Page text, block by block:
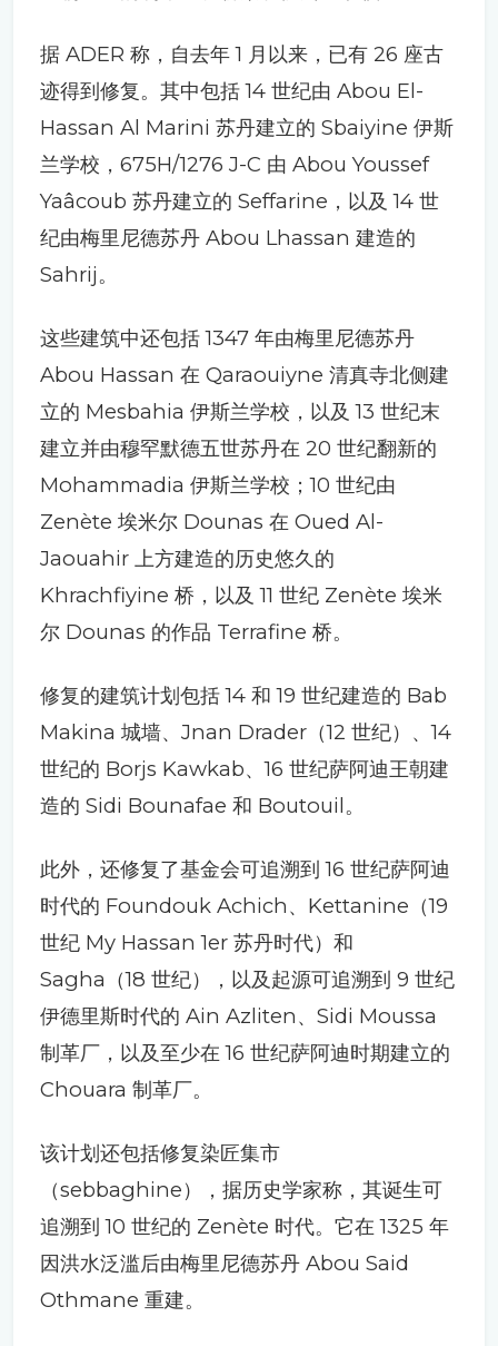
据 ADER 称，自去年 1 月以来，已有 26 座古
迹得到修复。其中包括 14 世纪由 Abou El-
Hassan Al Marini 苏丹建立的 Sbaiyine 伊斯
兰学校，675H/1276 J-C 由 Abou Youssef
Yaâcoub 苏丹建立的 Seffarine，以及 14 世
纪由梅里尼德苏丹 Abou Lhassan 建造的
Sahrij。
这些建筑中还包括 1347 年由梅里尼德苏丹
Abou Hassan 在 Qaraouiyne 清真寺北侧建
立的 Mesbahia 伊斯兰学校，以及 13 世纪末
建立并由穆罕默德五世苏丹在 20 世纪翻新的
Mohammadia 伊斯兰学校；10 世纪由
Zenète 埃米尔 Dounas 在 Oued Al-
Jaouahir 上方建造的历史悠久的
Khrachfiyine 桥，以及 11 世纪 Zenète 埃米
尔 Dounas 的作品 Terrafine 桥。
修复的建筑计划包括 14 和 19 世纪建造的 Bab
Makina 城墙、Jnan Drader（12 世纪）、14
世纪的 Borjs Kawkab、16 世纪萨阿迪王朝建
造的 Sidi Bounafae 和 Boutouil。
此外，还修复了基金会可追溯到 16 世纪萨阿迪
时代的 Foundouk Achich、Kettanine（19
世纪 My Hassan 1er 苏丹时代）和
Sagha（18 世纪），以及起源可追溯到 9 世纪
伊德里斯时代的 Ain Azliten、Sidi Moussa
制革厂，以及至少在 16 世纪萨阿迪时期建立的
Chouara 制革厂。
该计划还包括修复染匠集市
（sebbaghine），据历史学家称，其诞生可
追溯到 10 世纪的 Zenète 时代。它在 1325 年
因洪水泛滥后由梅里尼德苏丹 Abou Said
Othmane 重建。